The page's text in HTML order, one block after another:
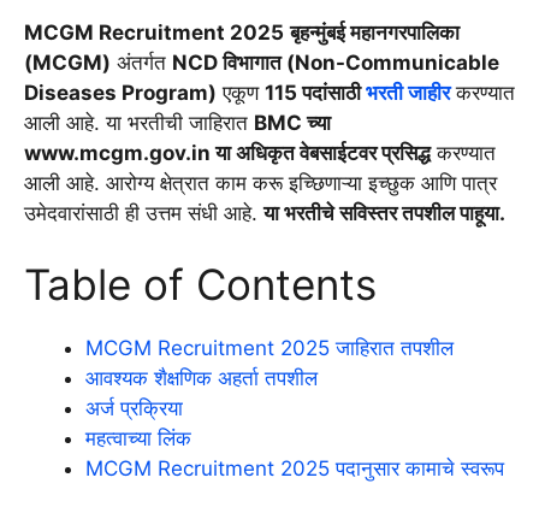
MCGM Recruitment 2025 बृहन्मुंबई महानगरपालिका
(MCGM) अंतर्गत NCD विभागात (Non-Communicable
Diseases Program) एकूण 115 पदांसाठीभरती जाहीरकरण्यात
आली आहे. या भरतीची जाहिरात BMC च्या
www.mcgm.gov.in या अधिकृत वेबसाईटवर प्रसिद्धकरण्यात
आली आहे. आरोग्य क्षेत्रात काम करू इच्छिणाऱ्या इच्छुक आणि पात्र
उमेदवारांसाठी ही उत्तम संधी आहे.या भरतीचे सविस्तर तपशील पाहूया.
Table of Contents
MCGM Recruitment 2025 जाहिरात तपशील
आवश्यक शैक्षणिक अहर्ता तपशील
अर्ज प्रक्रिया
महत्वाच्या लिंक
MCGM Recruitment 2025 पदानुसार कामाचे स्वरूप